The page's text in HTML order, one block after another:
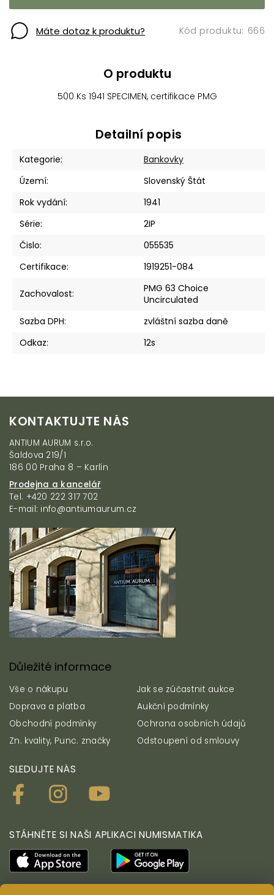
Máte dotaz k produktu? 666
O produktu
500 Ks 1941 SPECIMEN, certifikace PMG
Detailní popis
Kategorie:
Bankovky
Území:
Slovenský Štát
Rok vydání:
1941
Série:
2IP
Čislo:
055535
Certifikace: 1919251-084
Zachovalost:
PMG 63 Choice
Uncirculated
Sazba DPH:
zvláštní sazba daně
Odkaz: 12s
KONTAKTUJTE NÁS
ANTIUM AURUM s.r.o.
Šaldova 219/1
186 00 Praha 8 – Karlín
Prodejna a kancelář
Tel. +420 222 317 702
E-mail: info@antiumaurum.cz
Důležité informace
Vše o nákupu
Jak se zúčastnit aukce
Doprava a platba
Aukční podmínky
Obchodní podmínky
Ochrana osobních údajů
Zn. kvality, Punc. značky
Odstoupení od smlouvy
SLEDUJTE NÁS
STÁHNĚTE SI NAŠI APLIKACI NUMISMATIKA